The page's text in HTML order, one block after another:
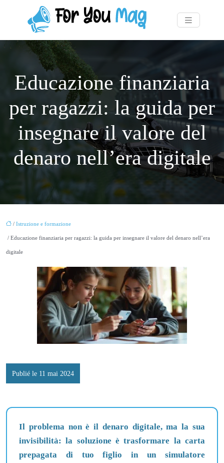
Educazione finanziaria
per ragazzi: la guida per
insegnare il valore del
denaro nell’era digitale
/ Istruzione e formazione
/ Educazione finanziaria per ragazzi: la guida per insegnare il valore del denaro nell’era
digitale
Publié le 11 mai 2024
Il problema non è il denaro digitale, ma la sua
invisibilità: la soluzione è trasformare la carta
prepagata di tuo figlio in un simulatore